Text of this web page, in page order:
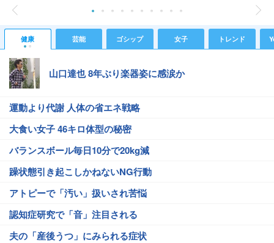
健康 芸能 ゴシップ 女子 トレンド
山口達也 8年ぶり楽器姿に感涙か
運動より代謝 人体の省エネ戦略
大食い女子 46キロ体型の秘密
バランスボール毎日10分で20kg減
躁状態引き起こしかねないNG行動
アトピーで「汚い」扱いされ苦悩
認知症研究で「音」注目される
夫の「産後うつ」にみられる症状